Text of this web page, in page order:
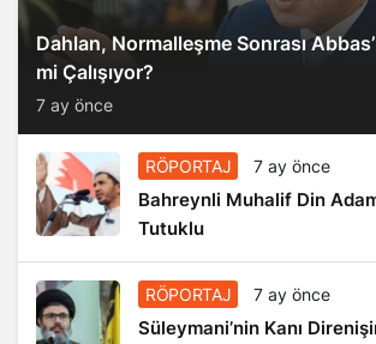
Dahlan, Normalleşme Sonrası
mi Çalışıyor?
7 ay önce
RÖPORTAJ 7 ay önce
Bahreynli Muhalif Din
Tutuklu
RÖPORTAJ 7 ay önce
Süleymani’nin Kanı